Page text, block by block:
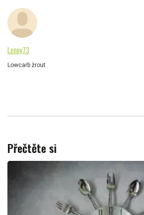
Lenny73
Lowcarb žrout
Přečtěte si